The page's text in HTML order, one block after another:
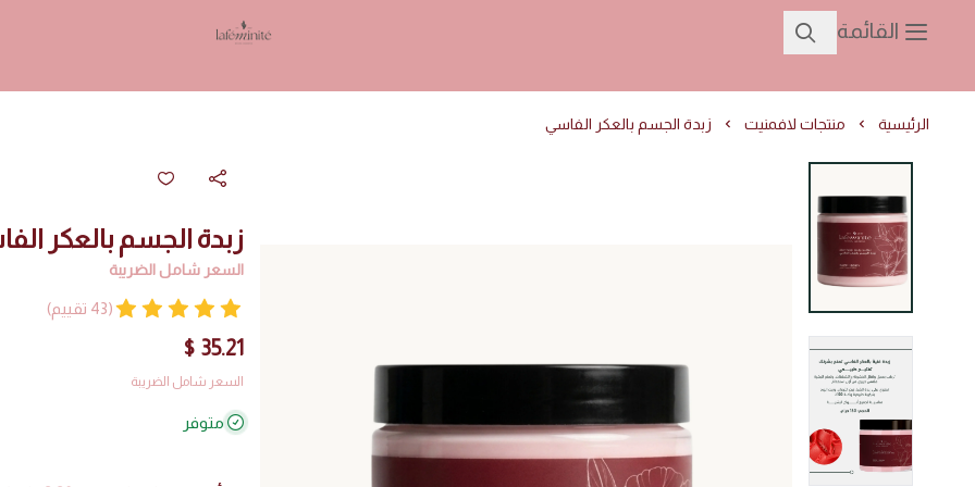
القائمة
Lafeminite | لافمنيت
الرئيسية منتجات لافمنيت زبدة الجسم بالعكر الفاسي
زبدة الجسم بالعكر
السعر شامل الضريبة
(43 تقييم)
35.21 $
السعر شامل الضريبة
متوفر